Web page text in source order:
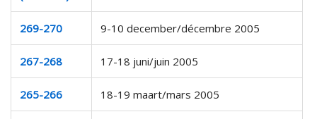
269-270 9-10 december/décembre 2005
267-268 17-18 juni/juin 2005
265-266 18-19 maart/mars 2005